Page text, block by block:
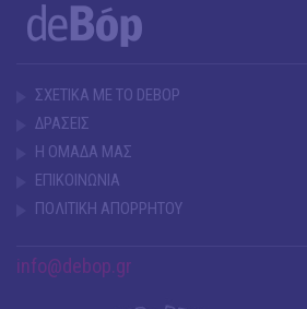
ΣΧΕΤΙΚΑ ΜΕ ΤΟ DEBOP
ΔΡΑΣΕΙΣ
Η ΟΜΑΔΑ ΜΑΣ
ΕΠΙΚΟΙΝΩΝΙΑ
ΠΟΛΙΤΙΚΗ ΑΠΟΡΡΗΤΟΥ
info@debop.gr